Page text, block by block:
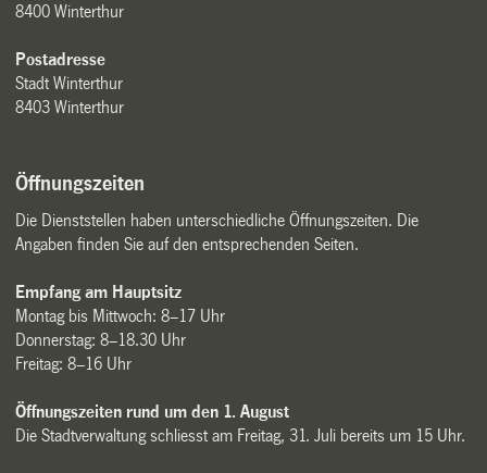
8400 Winterthur
Postadresse
Stadt Winterthur
8403 Winterthur
Öffnungszeiten
Die Dienststellen haben unterschiedliche Öffnungszeiten. Die
Angaben finden Sie auf den entsprechenden Seiten.
Empfang am Hauptsitz
Montag bis Mittwoch: 8–17 Uhr
Donnerstag: 8–18.30 Uhr
Freitag: 8–16 Uhr
Öffnungszeiten rund um den 1. August
Die Stadtverwaltung schliesst am Freitag, 31. Juli bereits um 15 Uhr.